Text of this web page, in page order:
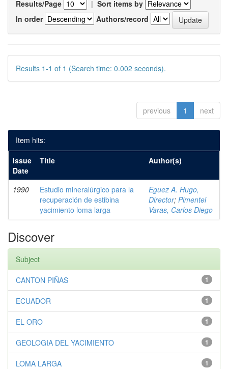
Results/Page | Sort items by
In order
Authors/record
Results 1-1 of 1 (Search time: 0.002 seconds).
previous 1 next
Item hits:
Issue
Date
Title Author(s)
1990
Estudio mineralúrgico para la
recuperación de estibina
yacimiento loma larga
Eguez A. Hugo,
Director; Pimentel
Varas, Carlos Diego
Discover
Subject
1
CANTON PIÑAS
1
ECUADOR
1
EL ORO
1
GEOLOGIA DEL YACIMIENTO
1
LOMA LARGA